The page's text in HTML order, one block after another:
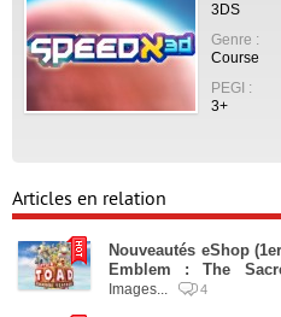
3DS
Genre :
Course
PEGI :
3+
Articles en relation
Nouveautés eShop
Emblem : The
Images...
4